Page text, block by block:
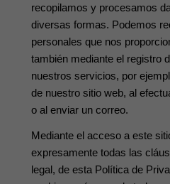
recopilamos y procesamos
diversas formas. Podemos
personales que nos
también mediante el registro
nuestros servicios, por
de nuestro sitio web, al
o al enviar un correo.
Mediante el acceso a este
expresamente todas las
legal, de esta Política de